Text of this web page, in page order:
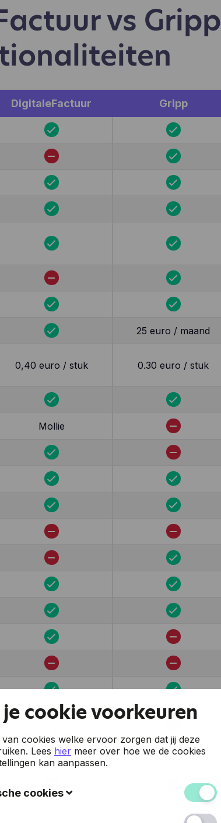
vs Gripp
DigitaleFactuur Gripp
25 euro / maand
0,40 euro / stuk 0.30 euro / stuk
Mollie
5 gebruikers voor 25
cookie voorkeuren
cookies welke ervoor zorgen dat jij deze
Lees hier meer over hoe we de cookies
kan aanpassen.
cookies
om de gebruiksvriendelijkheid van de